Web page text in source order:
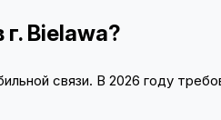
Bielawa?
связи. В 2026 году